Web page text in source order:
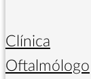
Clínica
Oftalmólogo